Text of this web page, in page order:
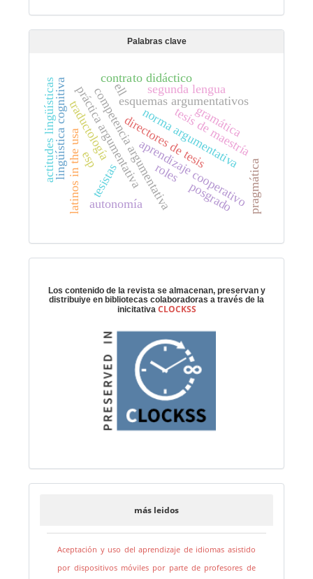
Palabras clave
competencia argumentativa
esquemas argumentativos
norma argumentativa
práctica argumentativaaprendizaje cooperativo
tesis de maestría
directores de tesis
tesistas
lingüística cognitiva
actitudes lingüísticastraductología
pragmática
gramática
segunda lengua
latinos in the usaesp
ell
autonomía
roles
contrato didáctico
posgrado
Los contenido de la revista se almacenan, preservan y
distribuiye en bibliotecas colaboradoras a través de la
inicitativa CLOCKSS
más leidos
Aceptación y uso del aprendizaje de idiomas asistido
por dispositivos móviles por parte de profesores de